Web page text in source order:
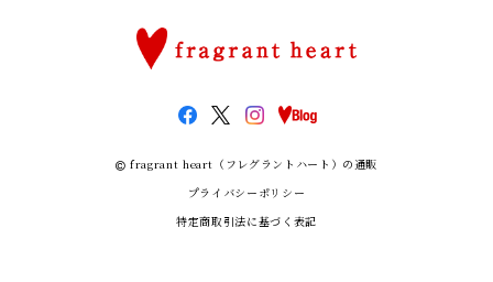
fragrant heart（フレグラントハート）の通販
プライバシーポリシー
特定商取引法に基づく表記